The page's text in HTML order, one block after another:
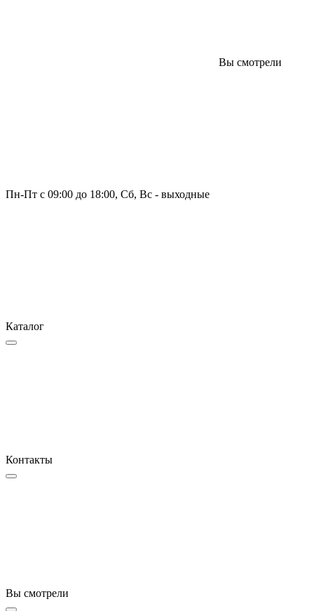
Вы смотрели
Пн-Пт с 09:00 до 18:00, Сб, Вс - выходные
Каталог
Контакты
Вы смотрели